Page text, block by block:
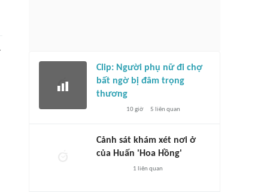
Clip: Người phụ nữ đi chợ
bất ngờ bị đâm trọng
thương
10 giờ 5 liên quan
Cảnh sát khám xét nơi ở
của Huấn 'Hoa Hồng'
1 liên quan